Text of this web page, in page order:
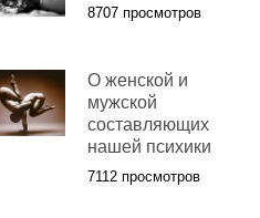
8707 просмотров
О женской и
мужской
составляющих
нашей психики
7112 просмотров